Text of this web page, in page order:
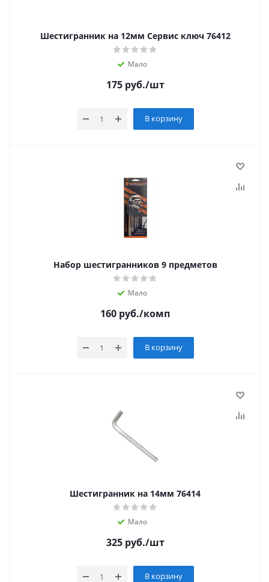
Шестигранник на 12мм Сервис ключ 76412
Мало
175руб./шт
В корзину
Набор шестигранников 9 предметов
Мало
160 руб./комп
В корзину
Шестигранник на 14мм 76414
Мало
325руб./шт
В корзину